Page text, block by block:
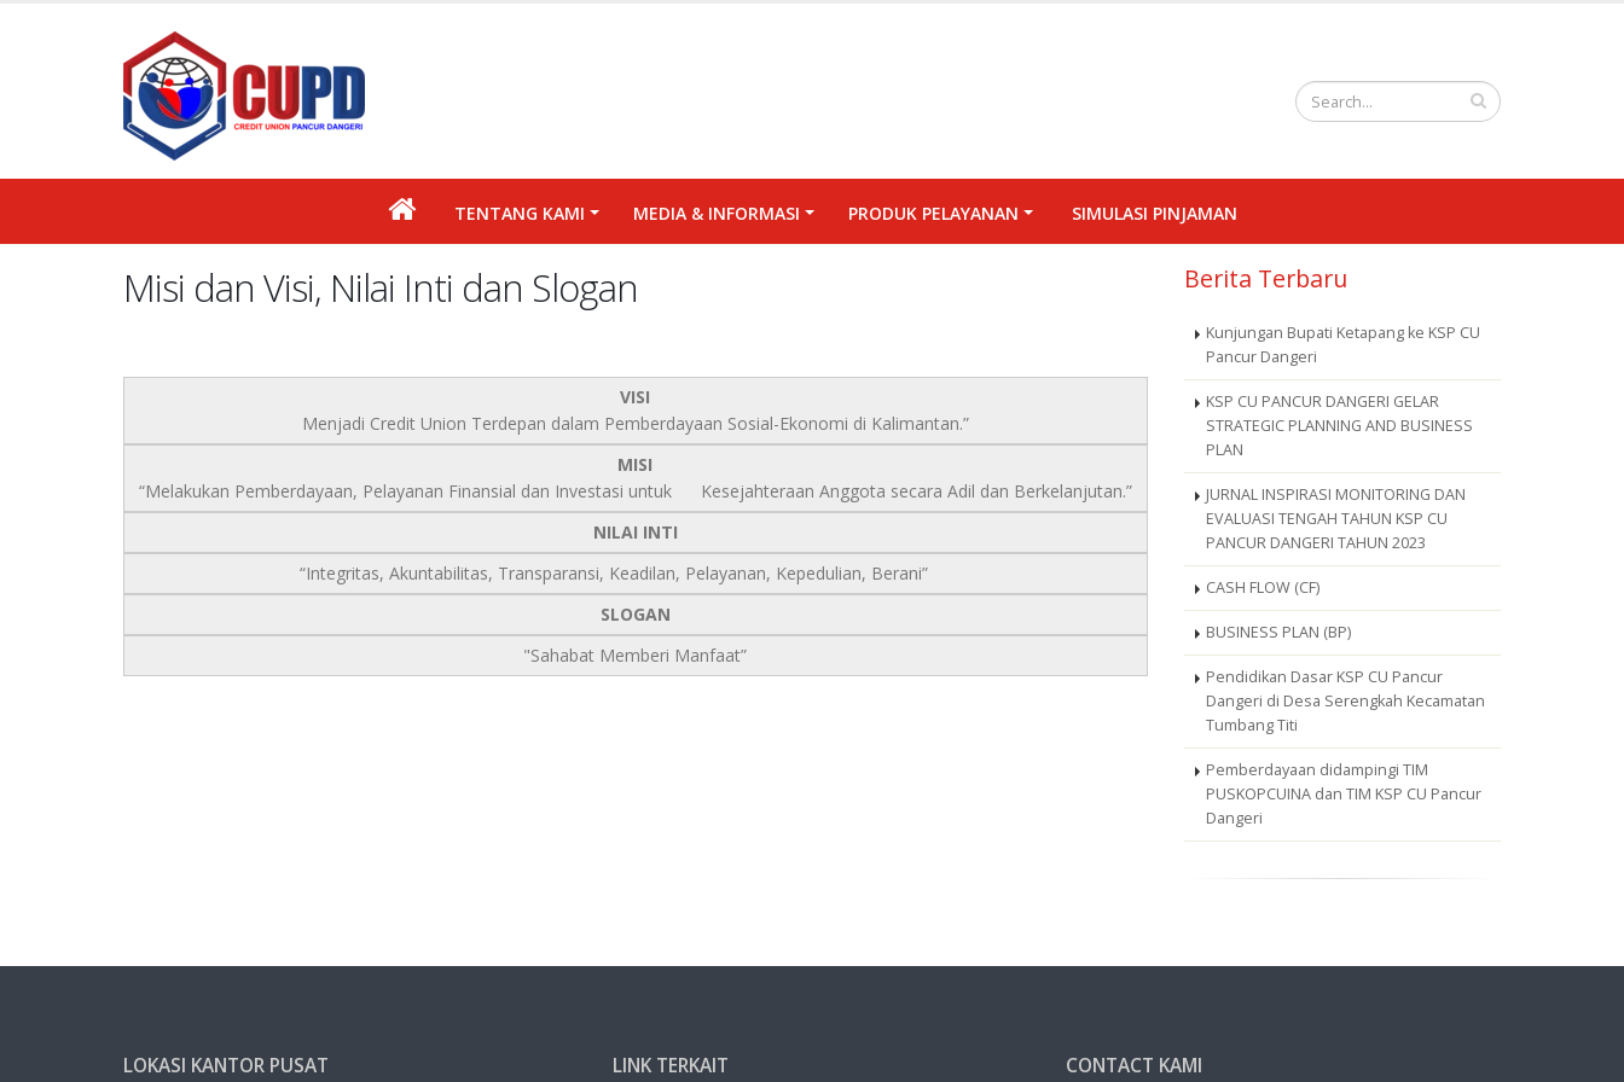
TENTANG KAMI MEDIA & INFORMASI PRODUK PELAYANAN SIMULASI PINJAMAN
Misi dan Visi, Nilai Inti dan Slogan
VISI
Menjadi Credit Union Terdepan dalam Pemberdayaan Sosial-Ekonomi di Kalimantan.”
MISI
“Melakukan Pemberdayaan, Pelayanan Finansial dan Investasi untuk Kesejahteraan Anggota secara Adil dan Berkelanjutan.”
NILAI INTI
“Integritas, Akuntabilitas, Transparansi, Keadilan, Pelayanan, Kepedulian, Berani”
SLOGAN
"Sahabat Memberi Manfaat”
Berita Terbaru
Kunjungan Bupati Ketapang ke KSP CU
Pancur Dangeri
KSP CU PANCUR DANGERI GELAR
STRATEGIC PLANNING AND BUSINESS
PLAN
JURNAL INSPIRASI MONITORING DAN
EVALUASI TENGAH TAHUN KSP CU
PANCUR DANGERI TAHUN 2023
CASH FLOW (CF)
BUSINESS PLAN (BP)
Pendidikan Dasar KSP CU Pancur
Dangeri di Desa Serengkah Kecamatan
Tumbang Titi
Pemberdayaan didampingi TIM
PUSKOPCUINA dan TIM KSP CU Pancur
Dangeri
LOKASI KANTOR PUSAT LINK TERKAIT CONTACT KAMI